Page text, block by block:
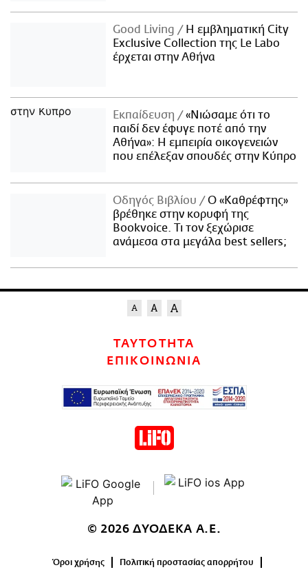
Good Living
Η εμβληματική City
Exclusive Collection της Le Labo
έρχεται στην Αθήνα
Εκπαίδευση
«Νιώσαμε ότι το
παιδί δεν έφυγε ποτέ από την
Αθήνα»: Η εμπειρία οικογενειών
που επέλεξαν σπουδές στην Κύπρο
Οδηγός Βιβλίου
Ο «Καθρέφτης»
βρέθηκε στην κορυφή της
Bookvoice. Τι τον ξεχώρισε
ανάμεσα στα μεγάλα best sellers;
ΤΑΥΤΟΤΗΤΑ
ΕΠΙΚΟΙΝΩΝΙΑ
© 2026 ΔΥΟΔΕΚΑ Α.Ε.
Όροι χρήσης Πολιτική προστασίας απορρήτου